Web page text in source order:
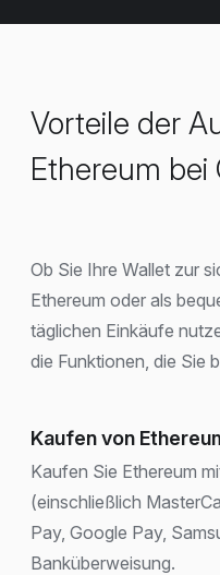
Vorteile der
Ethereum bei
Ob Sie Ihre Wallet zur
Ethereum oder als
täglichen Einkäufe
die Funktionen, die Sie
Kaufen von
Kaufen Sie Ethereum
(einschließlich
Pay, Google Pay,
Banküberweisung.